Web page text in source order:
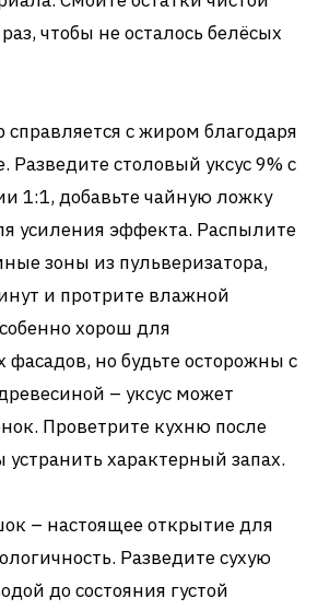
чтобы не осталось белёсых
справляется с жиром благодаря
Разведите столовый уксус 9% с
1:1, добавьте чайную ложку
усиления эффекта. Распылите
зоны из пульверизатора,
и протрите влажной
хорош для
но будьте осторожны с
– уксус может
Проветрите кухню после
характерный запах.
– настоящее открытие для
Разведите сухую
до состояния густой